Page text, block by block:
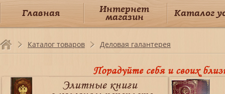
Главная Интернет
магазин Каталог
Каталог товаров Деловая галантерея